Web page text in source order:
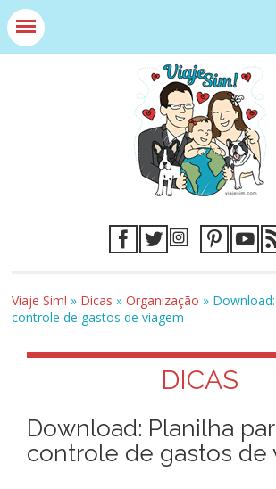
Viaje Sim! » Dicas »Organização »
controle de gastos de viagem
DICAS
Download: Planilha
controle de gastos de